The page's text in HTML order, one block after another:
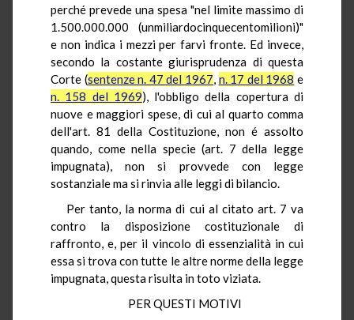
perché prevede una spesa "nel limite massimo di
1.500.000.000 (unmiliardocinquecentomilioni)"
e non indica i mezzi per farvi fronte. Ed invece,
secondo la costante giurisprudenza di questa
Corte (sentenze n. 47 del 1967, n. 17 del 1968 e
n. 158 del 1969), l'obbligo della copertura di
nuove e maggiori spese, di cui al quarto comma
dell'art. 81 della Costituzione, non é assolto
quando, come nella specie (art. 7 della legge
impugnata), non si provvede con legge
sostanziale ma si rinvia alle leggi di bilancio.
Per tanto, la norma di cui al citato art. 7 va
contro la disposizione costituzionale di
raffronto, e, per il vincolo di essenzialità in cui
essa si trova con tutte le altre norme della legge
impugnata, questa risulta in toto viziata.
PER QUESTI MOTIVI